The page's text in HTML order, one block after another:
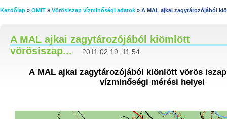
Kezdőlap » OMIT » Vörösiszap vízminőségi adatok » A MAL ajkai zagytározójából
A MAL ajkai zagytározójából kiömlött
vörösiszap...
2011.02.19. 11:54
A MAL ajkai zagytározójából kiönlött vörös
vízminőségi mérési helyei